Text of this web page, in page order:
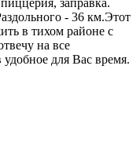
заправка.
- 36 км.Этот
в тихом районе с
на все
для Вас время.